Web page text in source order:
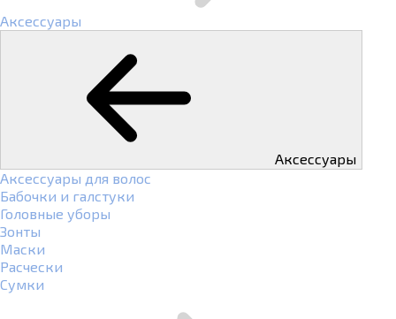
Аксессуары
Аксессуары
Аксессуары для волос
Бабочки и галстуки
Головные уборы
Зонты
Маски
Расчески
Сумки